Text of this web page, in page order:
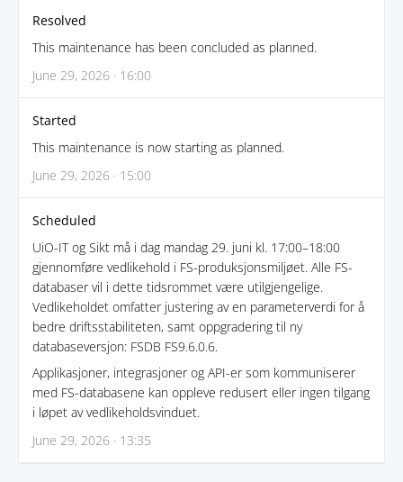
Resolved
This maintenance has been concluded as planned.
June 29, 2026 · 16:00
Started
This maintenance is now starting as planned.
June 29, 2026 · 15:00
Scheduled
UiO-IT og Sikt må i dag mandag 29. juni kl. 17:00–18:00
gjennomføre vedlikehold i FS-produksjonsmiljøet. Alle FS-
databaser vil i dette tidsrommet være utilgjengelige.
Vedlikeholdet omfatter justering av en parameterverdi for å
bedre driftsstabiliteten, samt oppgradering til ny
databaseversjon: FSDB FS9.6.0.6.
Applikasjoner, integrasjoner og API-er som kommuniserer
med FS-databasene kan oppleve redusert eller ingen tilgang
i løpet av vedlikeholdsvinduet.
June 29, 2026 · 13:35